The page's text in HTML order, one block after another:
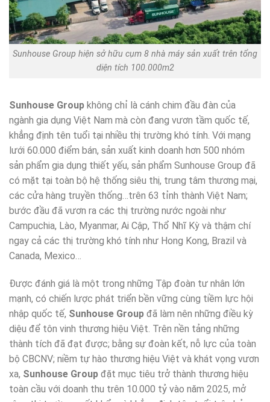
Sunhouse Group hiện sở hữu cụm 8 nhà máy sản xuất trên tổng
diện tích 100.000m2
Sunhouse Group không chỉ là cánh chim đầu đàn của
ngành gia dụng Việt Nam mà còn đang vươn tầm quốc tế,
khẳng định tên tuổi tại nhiều thị trường khó tính. Với mạng
lưới 60.000 điểm bán, sản xuất kinh doanh hơn 500 nhóm
sản phẩm gia dụng thiết yếu, sản phẩm Sunhouse Group đã
có mặt tại toàn bộ hệ thống siêu thị, trung tâm thương mại,
các cửa hàng truyền thống…trên 63 tỉnh thành Việt Nam;
bước đầu đã vươn ra các thị trường nước ngoài như
Campuchia, Lào, Myanmar, Ai Cập, Thổ Nhĩ Kỳ và thậm chí
ngay cả các thị trường khó tính như Hong Kong, Brazil và
Canada, Mexico…
Được đánh giá là một trong những Tập đoàn tư nhân lớn
mạnh, có chiến lược phát triển bền vững cùng tiềm lực hội
nhập quốc tế, Sunhouse Group đã làm nên những điều kỳ
diệu để tôn vinh thương hiệu Việt. Trên nền tảng những
thành tích đã đạt được; bằng sự đoàn kết, nỗ lực của toàn
bộ CBCNV; niềm tự hào thương hiệu Việt và khát vọng vươn
xa, Sunhouse Group đặt mục tiêu trở thành thương hiệu
toàn cầu với doanh thu trên 10.000 tỷ vào năm 2025, mở